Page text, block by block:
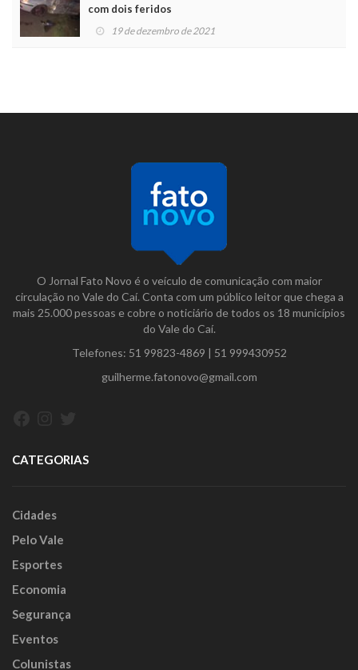
com dois feridos
19 de dezembro de 2021
O Jornal Fato Novo é o veículo de comunicação com maior
circulação no Vale do Caí. Conta com um público leitor que chega a
mais 25.000 pessoas e cobre o noticiário de todos os 18 municípios
do Vale do Caí.
Telefones: 51 99823-4869 | 51 999430952
guilherme.fatonovo@gmail.com
CATEGORIAS
Cidades
Pelo Vale
Esportes
Economia
Segurança
Eventos
Colunistas